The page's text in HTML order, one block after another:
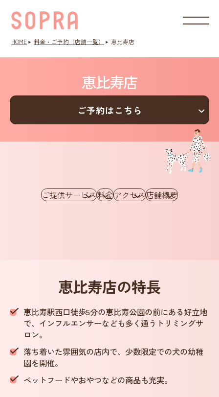
HOME 料金・ご予約（店舗一覧） 恵比寿店
恵比寿店
ご予約はこちら
ご提供サービス料金アクセス店舗概要
恵比寿店の特長
恵比寿駅西口徒歩5分の恵比寿公園の前にある好立地
で、インフルエンサーなども多く通うトリミングサ
ロン。
落ち着いた雰囲気の店内で、少数限定での犬の幼稚
園を開催。
ペットフードやおやつなどの商品も充実。